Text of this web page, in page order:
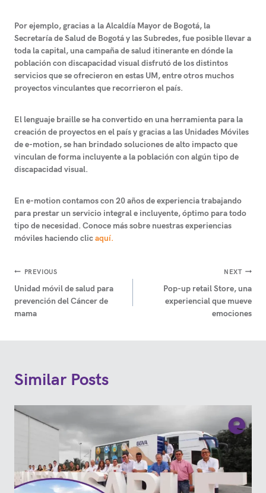
Por ejemplo, gracias a la Alcaldía Mayor de Bogotá, la
Secretaría de Salud de Bogotáy lasSubredes, fue posible llevar a
toda la capital, una campaña de salud itinerante en dónde la
población con discapacidad visual disfrutó de los distintos
servicios que se ofrecieron en estas UM, entre otros muchos
proyectos vinculantes que recorrieron el país.
El lenguaje braille se ha convertido en una herramienta para la
creación de proyectos en el país ygracias a las Unidades Móviles
de e-motion, se han brindado soluciones de alto impacto que
vinculan de forma incluyente a la población con algún tipo de
discapacidad visual.
En e-motion contamos con 20 años de experiencia trabajando
para prestar un servicio integral e incluyente, óptimo para todo
tipo de necesidad. Conoce más sobre nuestras experiencias
móviles haciendo clicaquí.
Navegación
de
entradas
PREVIOUS
Unidad móvil de salud para
prevención del Cáncer de
mama
NEXT
Pop-up retail Store, una
experiencial que mueve
emociones
Similar Posts